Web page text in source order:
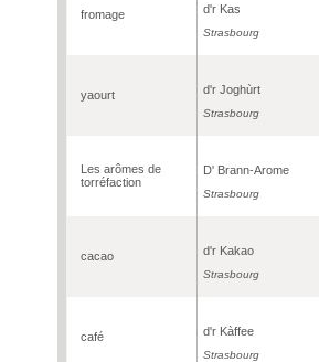
fromage d'r Kas
Strasbourg
yaourt d'r Joghùrt
Strasbourg
Les arômes de
torréfaction
D' Brann-Arome
Strasbourg
cacao d'r Kakao
Strasbourg
café d'r Kàffee
Strasbourg